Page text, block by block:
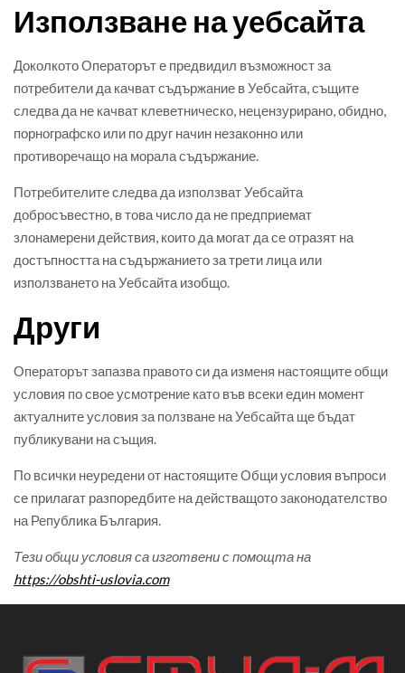
Използване на уебсайта
Доколкото Операторът е предвидил възможност за
потребители да качват съдържание в Уебсайта, същите
следва да не качват клеветническо, нецензурирано, обидно,
порнографско или по друг начин незаконно или
противоречащо на морала съдържание.
Потребителите следва да използват Уебсайта
добросъвестно, в това число да не предприемат
злонамерени действия, които да могат да се отразят на
достъпността на съдържанието за трети лица или
използването на Уебсайта изобщо.
Други
Операторът запазва правото си да изменя настоящите общи
условия по свое усмотрение като във всеки един момент
актуалните условия за ползване на Уебсайта ще бъдат
публикувани на същия.
По всички неуредени от настоящите Общи условия въпроси
се прилагат разпоредбите на действащото законодателство
на Република България.
Тези общи условия са изготвени с помощта на
https://obshti-uslovia.com